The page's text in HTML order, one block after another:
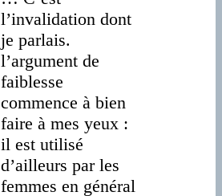
l’invalidation dont
je parlais.
l’argument de
faiblesse
commence à bien
faire à mes yeux :
il est utilisé
d’ailleurs par les
femmes en général